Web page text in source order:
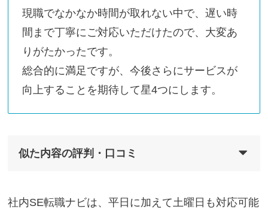
現職でなかなか時間が取れない中で、遅い時
間まで丁寧にご対応いただけたので、大変あ
りがたかったです。
総合的に満足ですが、今後さらにサービスが
向上することを期待して星4つにします。
似た内容の評判・口コミ
社内SE転職ナビは、平日に加えて土曜日も対応可能